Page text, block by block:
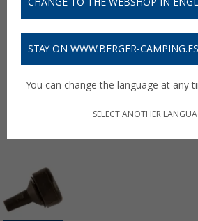
STAY ON WWW.BERGER-CAMPING.ES
You can change the language at any
SELECT ANOTHER